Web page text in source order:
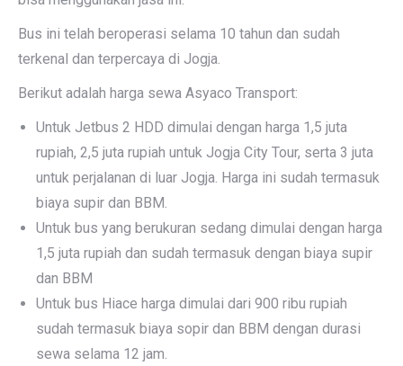
Bus ini telah beroperasi selama 10 tahun dan sudah
terkenal dan terpercaya di Jogja.
Berikut adalah harga sewa Asyaco Transport:
Untuk Jetbus 2 HDD dimulai dengan harga 1,5 juta
rupiah, 2,5 juta rupiah untuk Jogja City Tour, serta 3 juta
untuk perjalanan di luar Jogja. Harga ini sudah termasuk
biaya supir dan BBM.
Untuk bus yang berukuran sedang dimulai dengan harga
1,5 juta rupiah dan sudah termasuk dengan biaya supir
dan BBM
Untuk bus Hiace harga dimulai dari 900 ribu rupiah
sudah termasuk biaya sopir dan BBM dengan durasi
sewa selama 12 jam.